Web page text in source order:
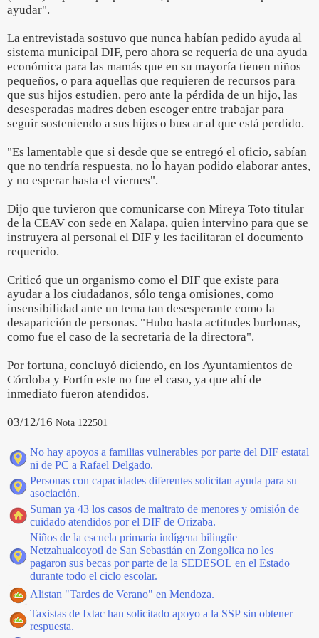
ayudar".
La entrevistada sostuvo que nunca habían pedido ayuda al
sistema municipal DIF, pero ahora se requería de una ayuda
económica para las mamás que en su mayoría tienen niños
pequeños, o para aquellas que requieren de recursos para
que sus hijos estudien, pero ante la pérdida de un hijo, las
desesperadas madres deben escoger entre trabajar para
seguir sosteniendo a sus hijos o buscar al que está perdido.
"Es lamentable que si desde que se entregó el oficio, sabían
que no tendría respuesta, no lo hayan podido elaborar antes,
y no esperar hasta el viernes".
Dijo que tuvieron que comunicarse con Mireya Toto titular
de la CEAV con sede en Xalapa, quien intervino para que se
instruyera al personal el DIF y les facilitaran el documento
requerido.
Criticó que un organismo como el DIF que existe para
ayudar a los ciudadanos, sólo tenga omisiones, como
insensibilidad ante un tema tan desesperante como la
desaparición de personas. "Hubo hasta actitudes burlonas,
como fue el caso de la secretaria de la directora".
Por fortuna, concluyó diciendo, en los Ayuntamientos de
Córdoba y Fortín este no fue el caso, ya que ahí de
inmediato fueron atendidos.
03/12/16 Nota 122501
No hay apoyos a familias vulnerables por parte del DIF estatal
ni de PC a Rafael Delgado.
Personas con capacidades diferentes solicitan ayuda para su
asociación.
Suman ya 43 los casos de maltrato de menores y omisión de
cuidado atendidos por el DIF de Orizaba.
Niños de la escuela primaria indígena bilingüe
Netzahualcoyotl de San Sebastián en Zongolica no les
pagaron sus becas por parte de la SEDESOL en el Estado
durante todo el ciclo escolar.
Alistan "Tardes de Verano" en Mendoza.
Taxistas de Ixtac han solicitado apoyo a la SSP sin obtener
respuesta.